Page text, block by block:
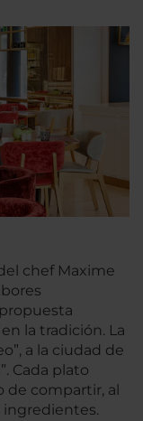
chef Maxime
la tradición. La
a la ciudad de
Cada plato
de compartir, al
ingredientes.